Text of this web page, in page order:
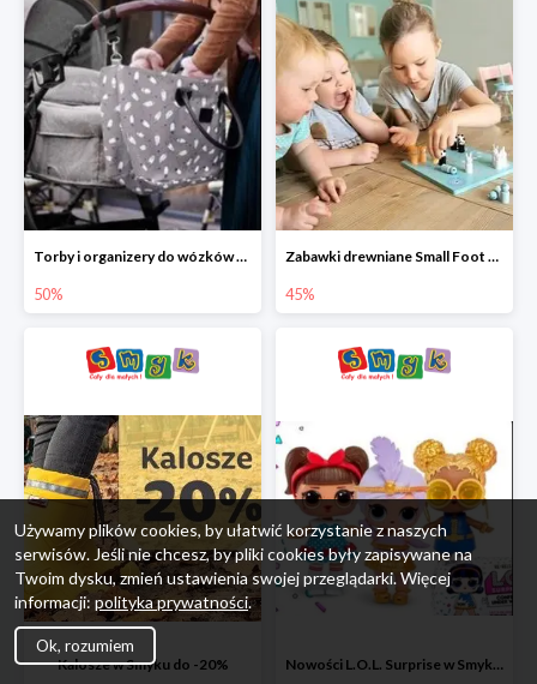
Torby i organizery do wózków w Smyku do -50%
50%
Zabawki drewniane Small Foot do -45%
45%
Kalosze w Smyku do -20% Nowości L.O.L. Surprise w Smyku do -45%
Używamy plików cookies, by ułatwić korzystanie z naszych
serwisów. Jeśli nie chcesz, by pliki cookies były zapisywane na
Twoim dysku, zmień ustawienia swojej przeglądarki. Więcej
informacji: polityka prywatności.
Ok, rozumiem